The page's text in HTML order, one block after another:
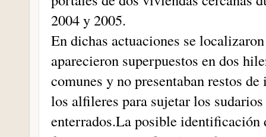
2004 y 2005.
En dichas actuaciones se
aparecieron superpuestos en dos
comunes y no presentaban restos
los alfileres para sujetar los
enterrados.La posible identificación